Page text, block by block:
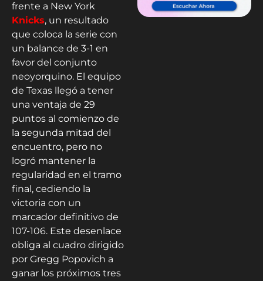
frente a New York
Knicks, un resultado
que coloca la serie con
un balance de 3-1 en
favor del conjunto
neoyorquino. El equipo
de Texas llegó a tener
una ventaja de 29
puntos al comienzo de
la segunda mitad del
encuentro, pero no
logró mantener la
regularidad en el tramo
final, cediendo la
victoria con un
marcador definitivo de
107-106. Este desenlace
obliga al cuadro dirigido
por Gregg Popovich a
ganar los próximos tres